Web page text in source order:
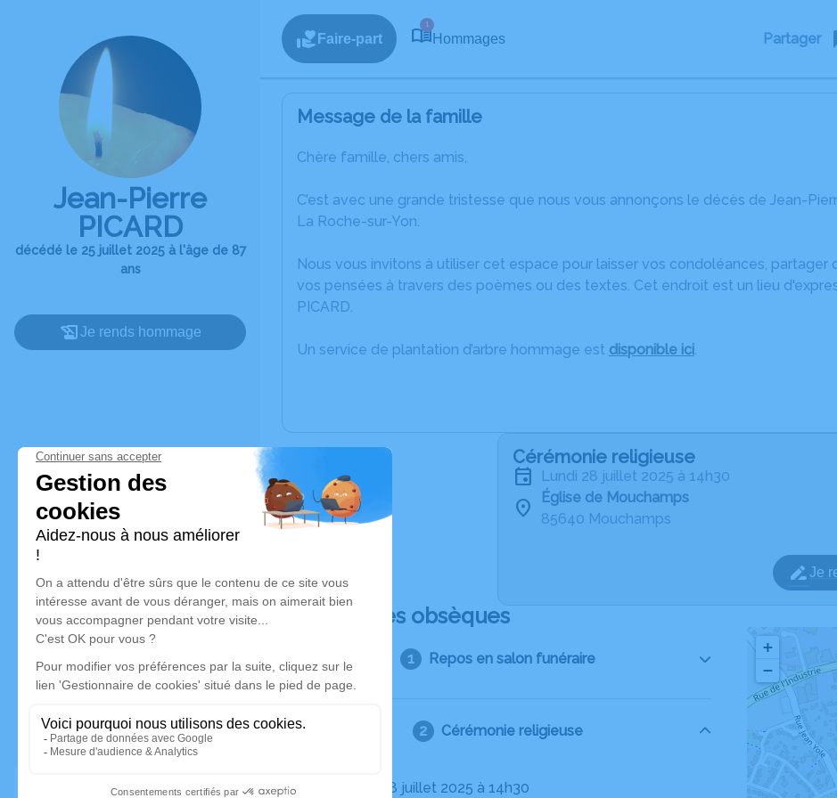
Jean-Pierre
PICARD
décédé le 25 juillet 2025 à l'âge de 87
ans
Je rends hommage
Faire-part
1
Hommages Partager
Message de la famille
Chère famille, chers amis,
C’est avec une grande tristesse que nous vous annonçons le décès de Jean-
La Roche-sur-Yon.
Nous vous invitons à utiliser cet espace pour laisser vos condoléances,
vos pensées à travers des poèmes ou des textes. Cet endroit est un lieu
PICARD.
Un service de plantation d’arbre hommage est disponible ici.
Cérémonie religieuse
lundi 28 juillet 2025 à 14h30
Église de Mouchamps
85640 Mouchamps
Je
Déroulé des obsèques
Repos en salon funéraire
Cérémonie religieuse
Le lundi 28 juillet 2025 à 14h30
+
−